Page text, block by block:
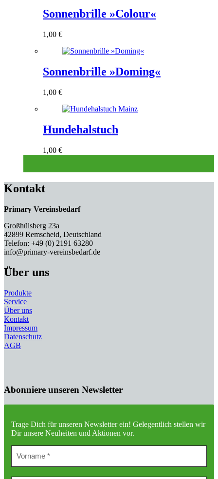
Sonnenbrille »Colour«
1,00 €
Sonnenbrille »Doming«
1,00 €
Hundehalstuch
1,00 €
Kontakt
Primary Vereinsbedarf
Großhülsberg 23a
42899 Remscheid, Deutschland
Telefon: +49 (0) 2191 63280
info@primary-vereinsbedarf.de
Über uns
Produkte
Service
Über uns
Kontakt
Impressum
Datenschutz
AGB
Abonniere unseren Newsletter
Trage Dich für unseren Newsletter ein! Gelegentlich stellen wir
Dir unsere Neuheiten und Aktionen vor.